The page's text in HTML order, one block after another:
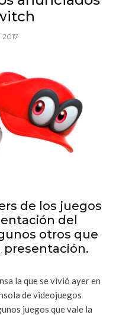
2017
de los juegos
del
otros que
presentación.
la que se vivió ayer en
de videojuegos
juegos que vale la